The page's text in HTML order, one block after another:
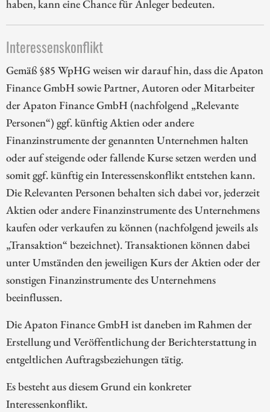
haben, kann eine Chance für Anleger bedeuten.
Interessenskonflikt
Gemäß §85 WpHG weisen wir darauf hin, dass die Apaton
Finance GmbH sowie Partner, Autoren oder Mitarbeiter
der Apaton Finance GmbH (nachfolgend „Relevante
Personen“) ggf. künftig Aktien oder andere
Finanzinstrumente der genannten Unternehmen halten
oder auf steigende oder fallende Kurse setzen werden und
somit ggf. künftig ein Interessenskonflikt entstehen kann.
Die Relevanten Personen behalten sich dabei vor, jederzeit
Aktien oder andere Finanzinstrumente des Unternehmens
kaufen oder verkaufen zu können (nachfolgend jeweils als
„Transaktion“ bezeichnet). Transaktionen können dabei
unter Umständen den jeweiligen Kurs der Aktien oder der
sonstigen Finanzinstrumente des Unternehmens
beeinflussen.
Die Apaton Finance GmbH ist daneben im Rahmen der
Erstellung und Veröffentlichung der Berichterstattung in
entgeltlichen Auftragsbeziehungen tätig.
Es besteht aus diesem Grund ein konkreter
Interessenkonflikt.